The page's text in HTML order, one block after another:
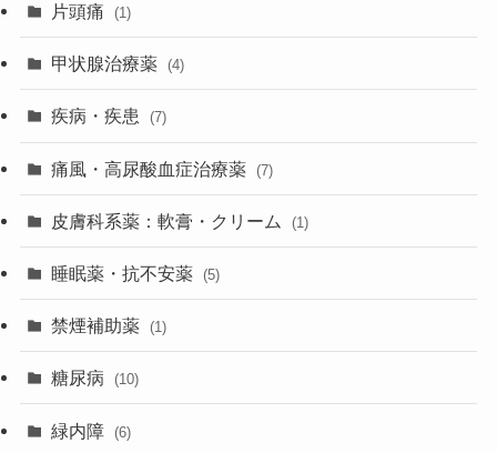
片頭痛 (1)
甲状腺治療薬 (4)
疾病・疾患 (7)
痛風・高尿酸血症治療薬 (7)
皮膚科系薬：軟膏・クリーム (1)
睡眠薬・抗不安薬 (5)
禁煙補助薬 (1)
糖尿病 (10)
緑内障 (6)